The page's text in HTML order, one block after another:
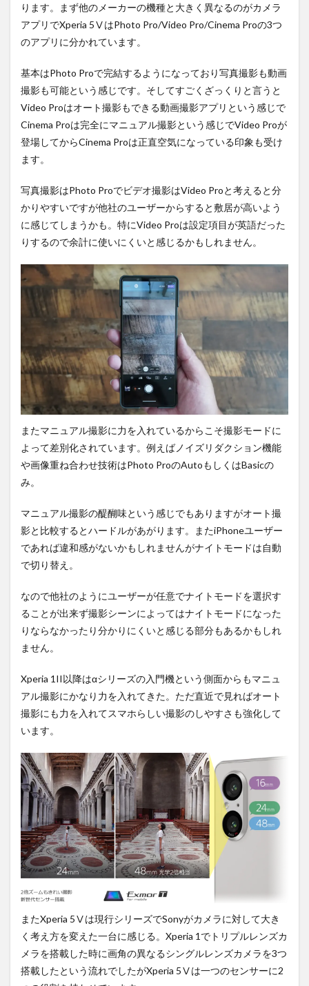
ります。まず他のメーカーの機種と大きく異なるのがカメラ
アプリでXperia 5ⅤはPhoto Pro/Video Pro/Cinema Proの3つ
のアプリに分かれています。
基本はPhoto Proで完結するようになっており写真撮影も動画
撮影も可能という感じです。そしてすごくざっくりと言うと
Video Proはオート撮影もできる動画撮影アプリという感じで
Cinema Proは完全にマニュアル撮影という感じでVideo Proが
登場してからCinema Proは正直空気になっている印象も受け
ます。
写真撮影はPhoto Proでビデオ撮影はVideo Proと考えると分
かりやすいですが他社のユーザーからすると敷居が高いよう
に感じてしまうかも。特にVideo Proは設定項目が英語だった
りするので余計に使いにくいと感じるかもしれません。
またマニュアル撮影に力を入れているからこそ撮影モードに
よって差別化されています。例えばノイズリダクション機能
や画像重ね合わせ技術はPhoto ProのAutoもしくはBasicの
み。
マニュアル撮影の醍醐味という感じでもありますがオート撮
影と比較するとハードルがあがります。またiPhoneユーザー
であれば違和感がないかもしれませんがナイトモードは自動
で切り替え。
なので他社のようにユーザーが任意でナイトモードを選択す
ることが出来ず撮影シーンによってはナイトモードになった
りならなかったり分かりにくいと感じる部分もあるかもしれ
ません。
Xperia 1II以降はαシリーズの入門機という側面からもマニュ
アル撮影にかなり力を入れてきた。ただ直近で見ればオート
撮影にも力を入れてスマホらしい撮影のしやすさも強化して
います。
またXperia 5Ⅴは現行シリーズでSonyがカメラに対して大き
く考え方を変えた一台に感じる。Xperia 1でトリプルレンズカ
メラを搭載した時に画角の異なるシングルレンズカメラを3つ
搭載したという流れでしたがXperia 5Ⅴは一つのセンサーに2